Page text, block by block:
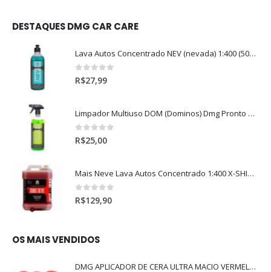
DESTAQUES DMG CAR CARE
Lava Autos Concentrado NEV (nevada) 1:400 (500ml)
0out of 5
R$27,99
Limpador Multiuso DOM (Dominos) Dmg Pronto P/Uso (500ml)
0 out of 5
R$25,00
Mais Neve Lava Autos Concentrado 1:400 X-SHINE 5Litros
0 out of 5
R$129,90
OS MAIS VENDIDOS
DMG APLICADOR DE CERA ULTRA MACIO VERMELHO l